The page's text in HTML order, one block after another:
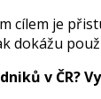
cílem je
v ČR?